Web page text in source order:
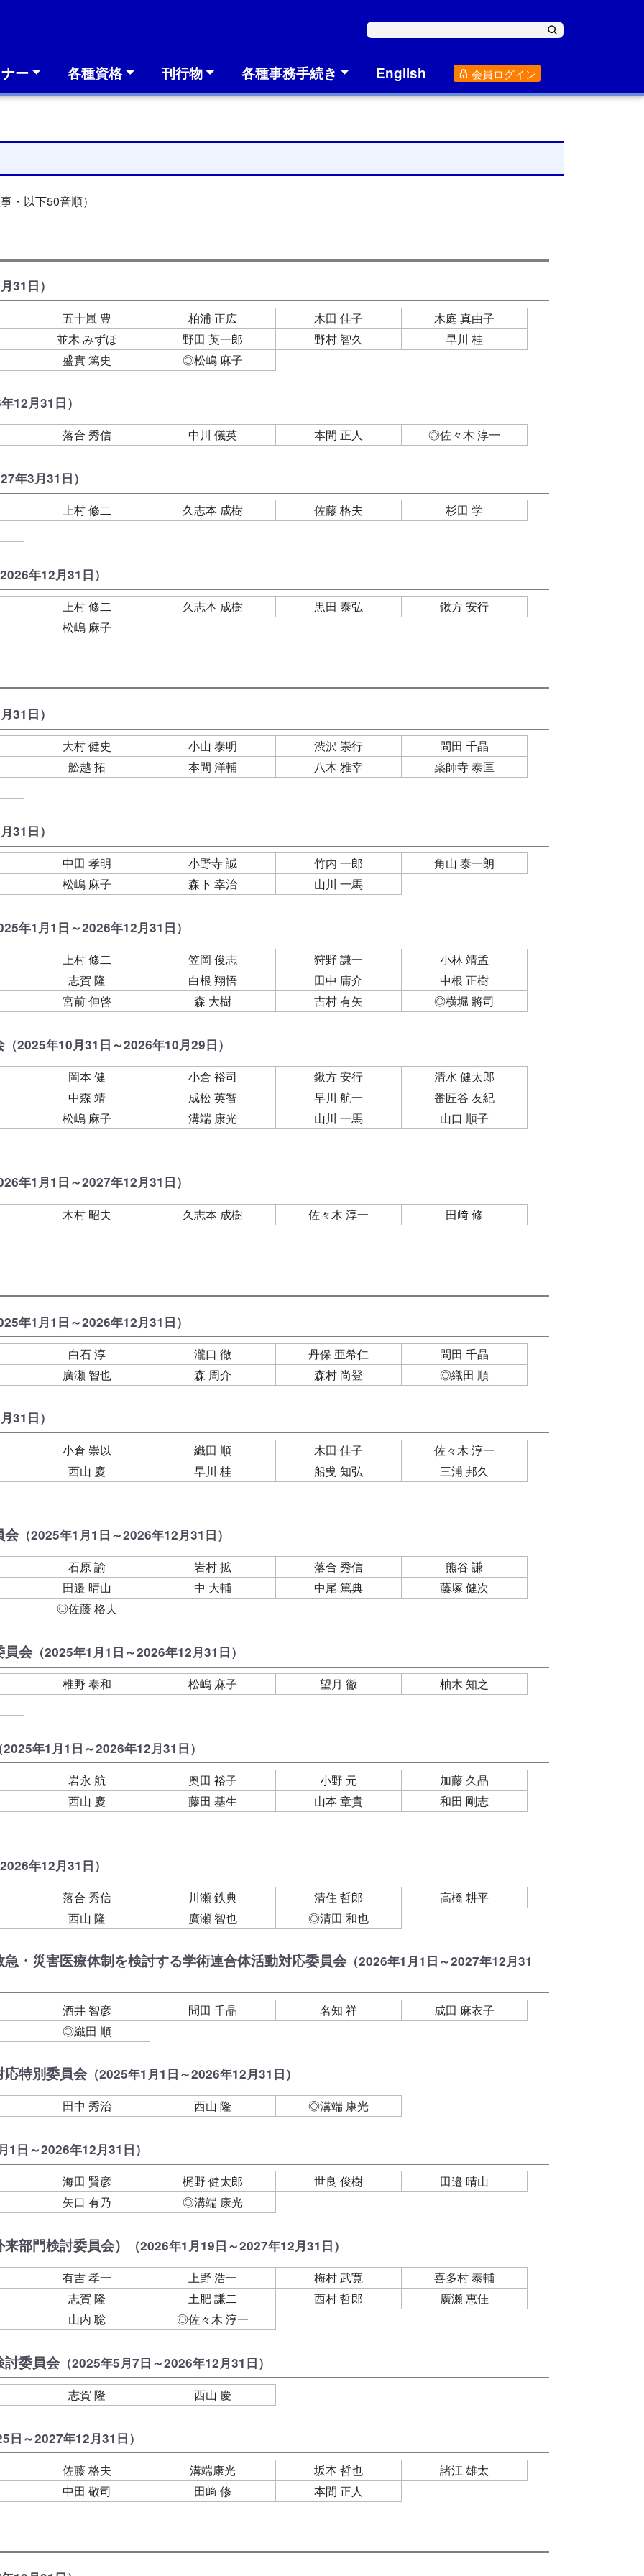
ー 各種資格 刊行物 各種事務手続き English 会員ログイン
以下50音順）
31日）
五十嵐 豊 柏浦 正広 木田 佳子
木庭 真由子
並木 みずほ
野田 英一郎 野村 智久
早川 桂
盛實 篤史
◎松嶋 麻子
12月31日）
落合 秀信 中川 儀英 本間 正人 ◎佐々木 淳一
年3月31日）
上村 修二 久志本 成樹 佐藤 格夫 杉田 学
年12月31日）
上村 修二 久志本 成樹 黒田 泰弘
鍬方 安行
松嶋 麻子
31日）
大村 健史 小山 泰明 渋沢 崇行
問田 千晶
舩越 拓
本間 洋輔 八木 雅幸 薬師寺 泰匡
31日）
中田 孝明 小野寺 誠 竹内 一郎
角山 泰一朗
松嶋 麻子
森下 幸治 山川 一馬
年1月1日～2026年12月31日）
上村 修二 笠岡 俊志 狩野 謙一
小林 靖孟
志賀 隆
白根 翔悟 田中 庸介
中根 正樹
宮前 伸啓
森 大樹 吉村 有矢 ◎横堀 將司
（2025年10月31日～2026年10月29日）
岡本 健 小倉 裕司 鍬方 安行
清水 健太郎
中森 靖
成松 英智 早川 航一
番匠谷 友紀
松嶋 麻子
溝端 康光 山川 一馬 山口 順子
年1月1日～2027年12月31日）
木村 昭夫 久志本 成樹 佐々木 淳一 田﨑 修
年1月1日～2026年12月31日）
白石 淳 瀧口 徹 丹保 亜希仁
問田 千晶
廣瀬 智也
森 周介 森村 尚登 ◎織田 順
31日）
小倉 崇以 織田 順 木田 佳子
佐々木 淳一
西山 慶
早川 桂 船曵 知弘 三浦 邦久
会（2025年1月1日～2026年12月31日）
石原 諭 岩村 拡 落合 秀信
熊谷 謙
田邉 晴山
中 大輔 中尾 篤典
藤塚 健次
◎佐藤 格夫
員会（2025年1月1日～2026年12月31日）
椎野 泰和 松嶋 麻子 望月 徹 柚木 知之
2025年1月1日～2026年12月31日）
岩永 航 奥田 裕子 小野 元
加藤 久晶
西山 慶
藤田 基生 山本 章貴 和田 剛志
年12月31日）
落合 秀信 川瀬 鉄典 清住 哲郎
高橋 耕平
西山 隆
廣瀬 智也 ◎清田 和也
・災害医療体制を検討する学術連合体活動対応委員会（2026年1月1日～2027年12月31
酒井 智彦 問田 千晶 名知 祥
成田 麻衣子
◎織田 順
特別委員会（2025年1月1日～2026年12月31日）
田中 秀治 西山 隆 ◎溝端 康光
1日～2026年12月31日）
海田 賢彦 梶野 健太郎 世良 俊樹
田邉 晴山
矢口 有乃
◎溝端 康光
部門検討委員会） （2026年1月19日～2027年12月31日）
有吉 孝一 上野 浩一 梅村 武寛
喜多村 泰輔
志賀 隆
土肥 謙二 西村 哲郎
廣瀬 恵佳
山内 聡
◎佐々木 淳一
討委員会（2025年5月7日～2026年12月31日）
志賀 隆 西山 慶
日～2027年12月31日）
佐藤 格夫 溝端康光 坂本 哲也
諸江 雄太
中田 敬司
田﨑 修 本間 正人